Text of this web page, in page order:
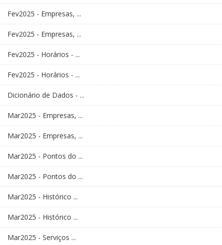
Fev2025 - Empresas, ...
Fev2025 - Empresas, ...
Fev2025 - Horários - ...
Fev2025 - Horários - ...
Dicionário de Dados - ...
Mar2025 - Empresas, ...
Mar2025 - Empresas, ...
Mar2025 - Pontos do ...
Mar2025 - Pontos do ...
Mar2025 - Histórico ...
Mar2025 - Histórico ...
Mar2025 - Serviços ...